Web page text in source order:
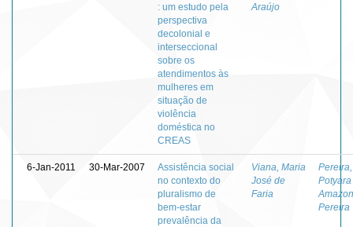
: um estudo pela
perspectiva
decolonial e
interseccional
sobre os
atendimentos às
mulheres em
situação de
violência
doméstica no
CREAS
Araújo
6-Jan-2011 30-Mar-2007
Assistência social
no contexto do
pluralismo de
bem-estar
prevalência da
Viana, Maria
José de
Faria
Pereira,
Potyara
Pereira